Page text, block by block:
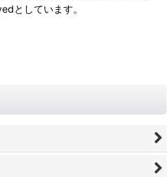
としています。